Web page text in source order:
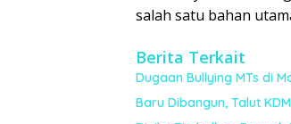
salah satu bahan
Berita Terkait
Dugaan Bullying MTs di
Baru Dibangun, Talut